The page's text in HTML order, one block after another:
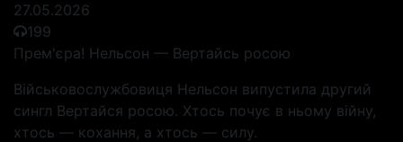
27.05.2026
199
Прем'єра! Нельсон — Вертайсь росою
Військовослужбовиця Нельсон випустила другий
сингл Вертайся росою. Хтось почує в ньому війну,
хтось — кохання, а хтось — силу.